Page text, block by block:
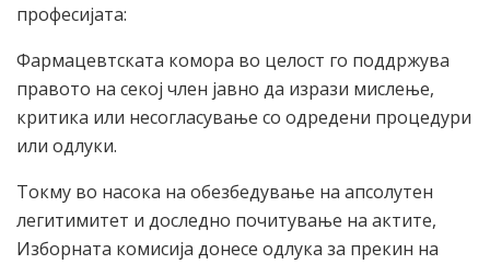
професијата:
Фармацевтската комора во целост го поддржува
правото на секој член јавно да изрази мислење,
критика или несогласување со одредени процедури
или одлуки.
Токму во насока на обезбедување на апсолутен
легитимитет и доследно почитување на актите,
Изборната комисија донесе одлука за прекин на